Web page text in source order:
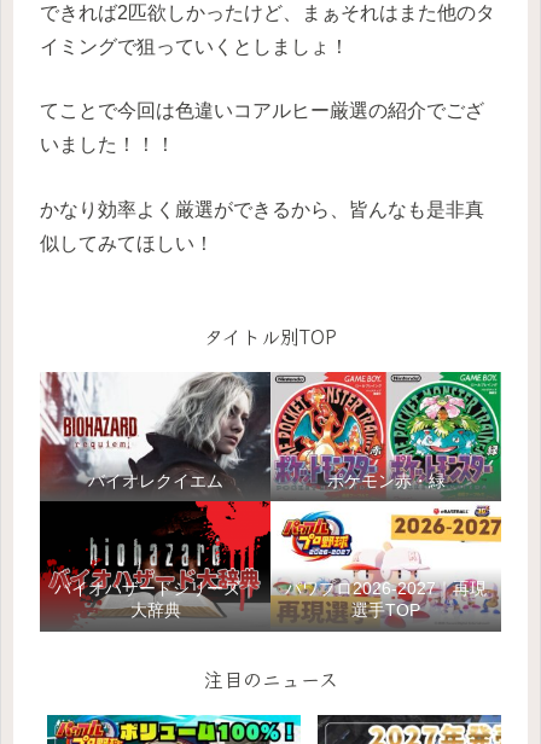
できれば2匹欲しかったけど、まぁそれはまた他のタ
イミングで狙っていくとしましょ！
てことで今回は色違いコアルヒー厳選の紹介でござ
いました！！！
かなり効率よく厳選ができるから、皆んなも是非真
似してみてほしい！
タイトル別TOP
バイオレクイエム ポケモン赤・緑
バイオハザードシリーズ｜
大辞典
パワプロ2026-2027｜再現
選手TOP
注目のニュース